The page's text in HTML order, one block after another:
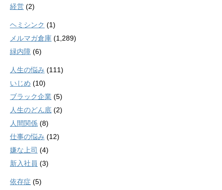
経営 (2)
ヘミシンク (1)
メルマガ倉庫 (1,289)
緑内障 (6)
人生の悩み (111)
いじめ (10)
ブラック企業 (5)
人生のどん底 (2)
人間関係 (8)
仕事の悩み (12)
嫌な上司 (4)
新入社員 (3)
依存症 (5)